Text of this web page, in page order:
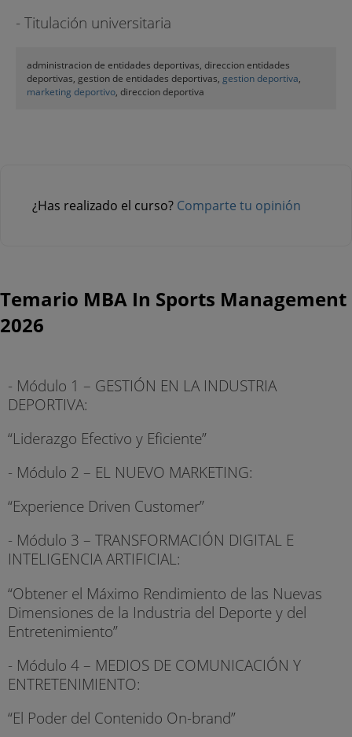
- Titulación universitaria
administracion de entidades deportivas, direccion entidades
deportivas, gestion de entidades deportivas, gestion deportiva,
marketing deportivo, direccion deportiva
¿Has realizado el curso? Comparte tu opinión
Temario MBA In Sports Management
2026
- Módulo 1 – GESTIÓN EN LA INDUSTRIA
DEPORTIVA:
“Liderazgo Efectivo y Eficiente”
- Módulo 2 – EL NUEVO MARKETING:
“Experience Driven Customer”
- Módulo 3 – TRANSFORMACIÓN DIGITAL E
INTELIGENCIA ARTIFICIAL:
“Obtener el Máximo Rendimiento de las Nuevas
Dimensiones de la Industria del Deporte y del
Entretenimiento”
- Módulo 4 – MEDIOS DE COMUNICACIÓN Y
ENTRETENIMIENTO:
“El Poder del Contenido On-brand”